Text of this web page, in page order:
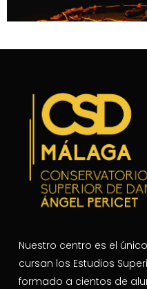
Nuestro centro es el
cursan los Estudios
formado a cientos de